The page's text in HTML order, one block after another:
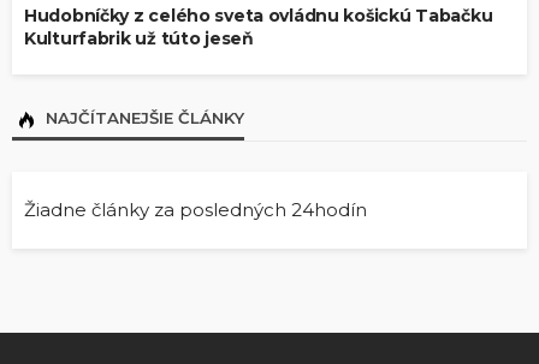
Hudobníčky z celého sveta ovládnu košickú Tabačku
Kulturfabrik už túto jeseň
NAJČÍTANEJŠIE ČLÁNKY
Žiadne články za posledných 24hodín